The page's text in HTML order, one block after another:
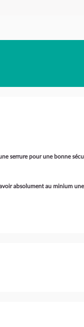
serrure pour une bonne
absolument au minium